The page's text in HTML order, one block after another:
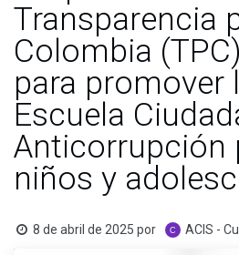
Transparencia
Colombia
para promover
Escuela
Anticorrupción
niños y
8 de abril de 2025 por ACIS -